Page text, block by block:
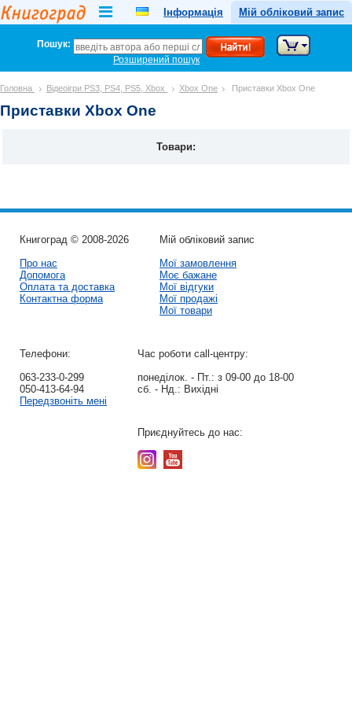
Інформація Мій обліковий запис
Пошук:
Розширений пошук
Головна Відеоігри PS3, PS4, PS5, Xbox Xbox One Приставки Xbox One
Приставки Xbox One
Товари:
Книгоград © 2008-2026
Про нас
Допомога
Оплата та доставка
Контактна форма
Мій обліковий запис
Мої замовлення
Моє бажане
Мої відгуки
Мої продажі
Мої товари
Телефони:
063-233-0-299
050-413-64-94
Передзвоніть мені
Час роботи call-центру:
понеділок. - Пт.: з 09-00 до 18-00
сб. - Нд.: Вихідні
Приєднуйтесь до нас: